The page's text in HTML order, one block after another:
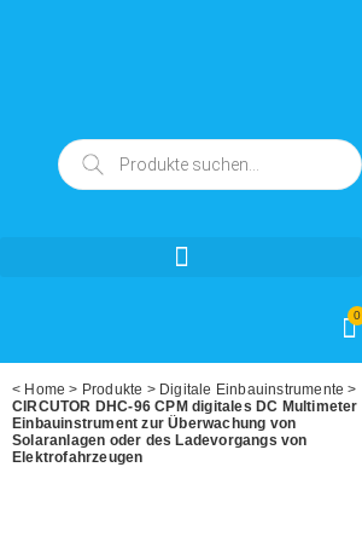
0
< Home > Produkte > Digitale Einbauinstrumente >
CIRCUTOR DHC-96 CPM digitales DC Multimeter
Einbauinstrument zur Überwachung von
Solaranlagen oder des Ladevorgangs von
Elektrofahrzeugen